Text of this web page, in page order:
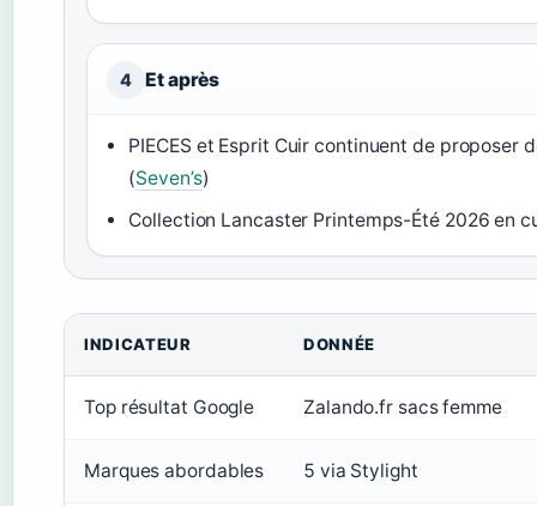
4 Et après
PIECES et Esprit Cuir continuent de proposer
(Seven’s)
Collection Lancaster Printemps-Été 2026 en
INDICATEUR DONNÉE
Top résultat Google Zalando.fr sacs femme
Marques abordables 5 via Stylight